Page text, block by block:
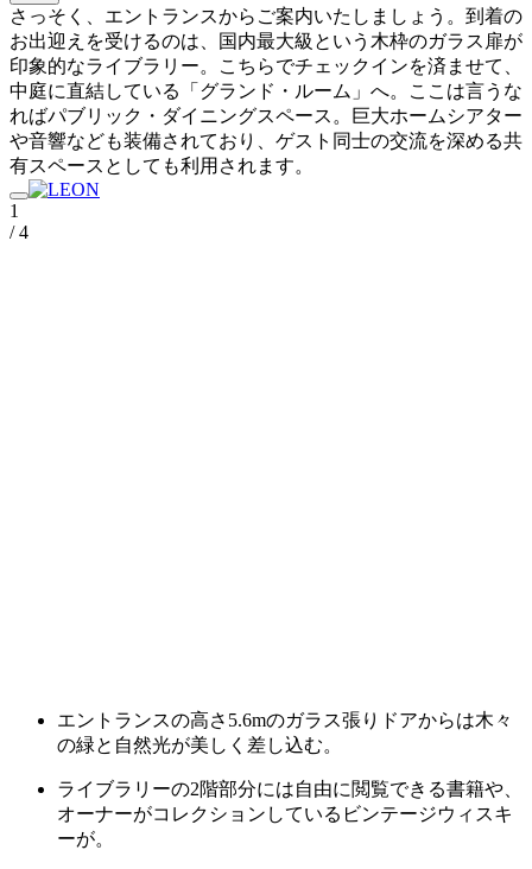
さっそく、エントランスからご案内いたしましょう。到着の
お出迎えを受けるのは、国内最大級という木枠のガラス扉が
印象的なライブラリー。こちらでチェックインを済ませて、
中庭に直結している「グランド・ルーム」へ。ここは言うな
ればパブリック・ダイニングスペース。巨大ホームシアター
や音響なども装備されており、ゲスト同士の交流を深める共
有スペースとしても利用されます。
1
/ 4
エントランスの高さ5.6mのガラス張りドアからは木々
の緑と自然光が美しく差し込む。
ライブラリーの2階部分には自由に閲覧できる書籍や、
オーナーがコレクションしているビンテージウィスキ
ーが。